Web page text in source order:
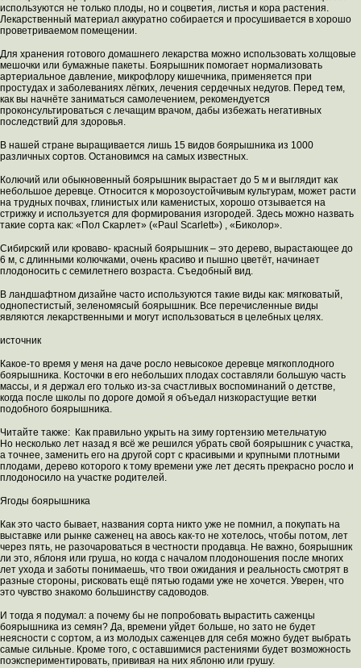
используются не только плоды, но и соцветия, листья и кора растения.
Лекарственный материал аккуратно собирается и просушивается в хорошо
проветриваемом помещении.
Для хранения готового домашнего лекарства можно использовать холщовые
мешочки или бумажные пакеты. Боярышник помогает нормализовать
артериальное давление, микрофлору кишечника, применяется при
простудах и заболеваниях лёгких, лечения сердечных недугов. Перед тем,
как вы начнёте заниматься самолечением, рекомендуется
проконсультироваться с лечащим врачом, дабы избежать негативных
последствий для здоровья.
В нашей стране выращивается лишь 15 видов боярышника из 1000
различных сортов. Остановимся на самых известных.
Колючий или обыкновенный боярышник вырастает до 5 м и выглядит как
небольшое деревце. Относится к морозоустойчивым культурам, может расти
на трудных почвах, глинистых или каменистых, хорошо отзывается на
стрижку и используется для формирования изгородей. Здесь можно назвать
такие сорта как: «Пол Скарлет» («Paul Scarlett») , «Биколор».
Сибирский или кроваво- красный боярышник – это дерево, вырастающее до
6 м, с длинными колючками, очень красиво и пышно цветёт, начинает
плодоносить с семилетнего возраста. Съедобный вид.
В ландшафтном дизайне часто используются такие виды как: мягковатый,
однопестистый, зеленомясый боярышник. Все перечисленные виды
являются лекарственными и могут использоваться в целебных целях.
источник
Какое-то время у меня на даче росло невысокое деревце мягкоплодного
боярышника. Косточки в его небольших плодах составляли большую часть
массы, и я держал его только из-за счастливых воспоминаний о детстве,
когда после школы по дороге домой я объедал низкорастущие ветки
подобного боярышника.
Читайте также: Как правильно укрыть на зиму гортензию метельчатую
Но несколько лет назад я всё же решился убрать свой боярышник с участка,
а точнее, заменить его на другой сорт с красивыми и крупными плотными
плодами, дерево которого к тому времени уже лет десять прекрасно росло и
плодоносило на участке родителей.
Ягоды боярышника
Как это часто бывает, названия сорта никто уже не помнил, а покупать на
выставке или рынке саженец на авось как-то не хотелось, чтобы потом, лет
через пять, не разочароваться в честности продавца. Не важно, боярышник
ли это, яблоня или груша, но когда с началом плодоношения после многих
лет ухода и заботы понимаешь, что твои ожидания и реальность смотрят в
разные стороны, рисковать ещё пятью годами уже не хочется. Уверен, что
это чувство знакомо большинству садоводов.
И тогда я подумал: а почему бы не попробовать вырастить саженцы
боярышника из семян? Да, времени уйдет больше, но зато не будет
неясности с сортом, а из молодых саженцев для себя можно будет выбрать
самые сильные. Кроме того, с оставшимися растениями будет возможность
поэкспериментировать, прививая на них яблоню или грушу.